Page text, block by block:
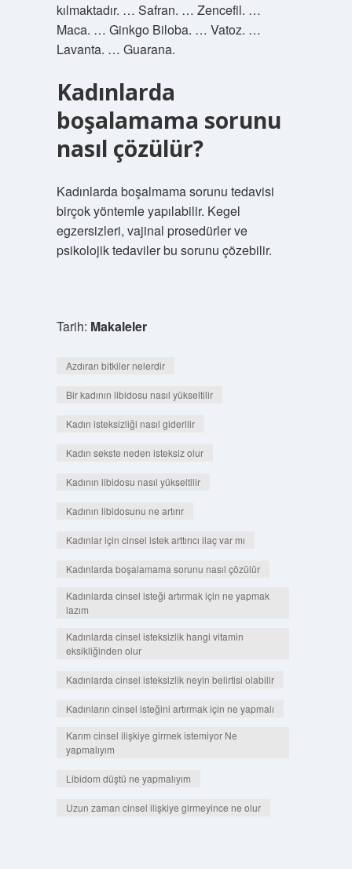
kılmaktadır. … Safran. … Zencefil. …
Maca. … Ginkgo Biloba. … Vatoz. …
Lavanta. … Guarana.
Kadınlarda
boşalamama sorunu
nasıl çözülür?
Kadınlarda boşalmama sorunu tedavisi
birçok yöntemle yapılabilir. Kegel
egzersizleri, vajinal prosedürler ve
psikolojik tedaviler bu sorunu çözebilir.
Tarih: Makaleler
Azdıran bitkiler nelerdir
Bir kadının libidosu nasıl yükseltilir
Kadın isteksizliği nasıl giderilir
Kadın sekste neden isteksiz olur
Kadının libidosu nasıl yükseltilir
Kadının libidosunu ne artırır
Kadınlar için cinsel istek arttırıcı ilaç var mı
Kadınlarda boşalamama sorunu nasıl çözülür
Kadınlarda cinsel isteği artırmak için ne yapmak
lazım
Kadınlarda cinsel isteksizlik hangi vitamin
eksikliğinden olur
Kadınlarda cinsel isteksizlik neyin belirtisi olabilir
Kadınların cinsel isteğini artırmak için ne yapmalı
Karım cinsel ilişkiye girmek istemiyor Ne
yapmalıyım
Libidom düştü ne yapmalıyım
Uzun zaman cinsel ilişkiye girmeyince ne olur